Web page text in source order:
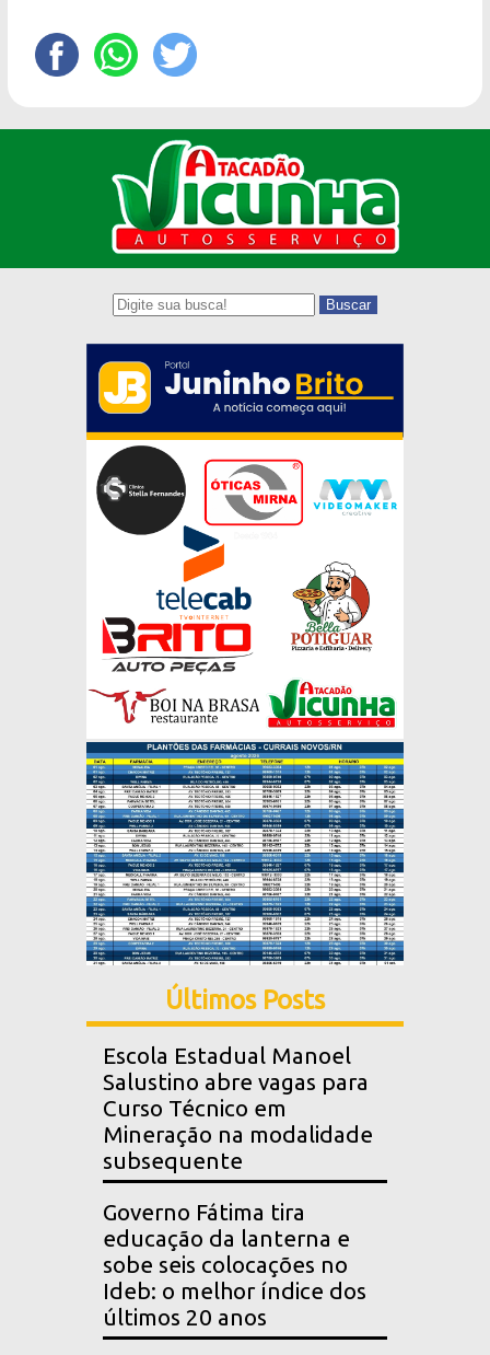
Buscar
Últimos Posts
Escola Estadual Manoel
Salustino abre vagas para
Curso Técnico em
Mineração na modalidade
subsequente
Governo Fátima tira
educação da lanterna e
sobe seis colocações no
Ideb: o melhor índice dos
últimos 20 anos